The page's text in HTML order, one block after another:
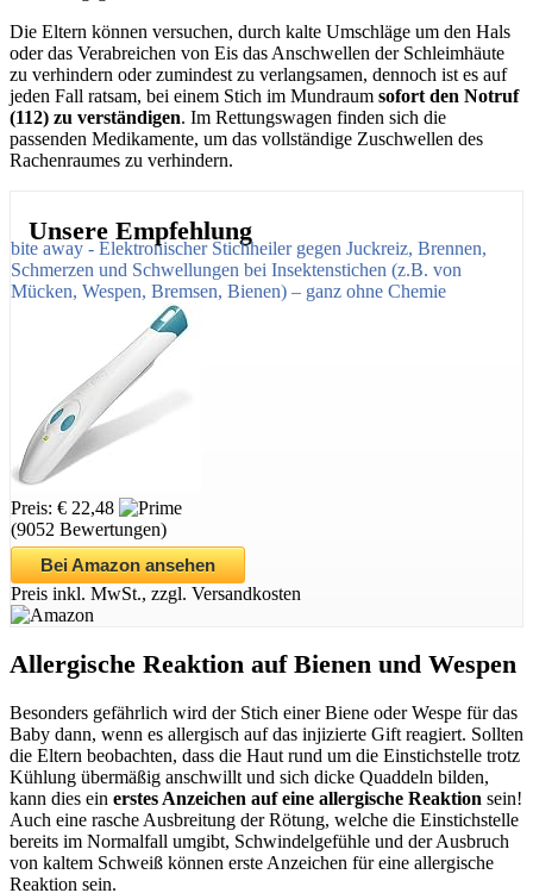
Die Eltern können versuchen, durch kalte Umschläge um den Hals
oder das Verabreichen von Eis das Anschwellen der Schleimhäute
zu verhindern oder zumindest zu verlangsamen, dennoch ist es auf
jeden Fall ratsam, bei einem Stich im Mundraum sofort den Notruf
(112) zu verständigen. Im Rettungswagen finden sich die
passenden Medikamente, um das vollständige Zuschwellen des
Rachenraumes zu verhindern.
Unsere Empfehlung
bite away - Elektronischer Stichheiler gegen Juckreiz, Brennen,
Schmerzen und Schwellungen bei Insektenstichen (z.B. von
Mücken, Wespen, Bremsen, Bienen) – ganz ohne Chemie
Preis: € 22,48
(9052 Bewertungen)
Bei Amazon ansehen
Preis inkl. MwSt., zzgl. Versandkosten
Allergische Reaktion auf Bienen und Wespen
Besonders gefährlich wird der Stich einer Biene oder Wespe für das
Baby dann, wenn es allergisch auf das injizierte Gift reagiert. Sollten
die Eltern beobachten, dass die Haut rund um die Einstichstelle trotz
Kühlung übermäßig anschwillt und sich dicke Quaddeln bilden,
kann dies ein erstes Anzeichen auf eine allergische Reaktion sein!
Auch eine rasche Ausbreitung der Rötung, welche die Einstichstelle
bereits im Normalfall umgibt, Schwindelgefühle und der Ausbruch
von kaltem Schweiß können erste Anzeichen für eine allergische
Reaktion sein.